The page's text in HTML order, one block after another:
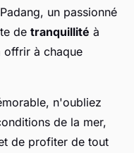
un passionné
de tranquillité à
offrir à chaque
n'oubliez
de la mer,
de profiter de tout